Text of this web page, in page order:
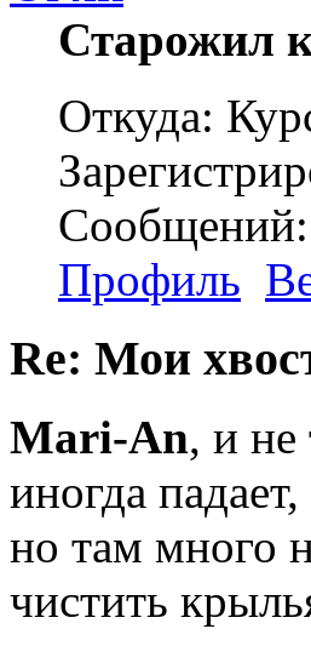
Старожил
Откуда:
Профиль
Re: Мои
Mari-An, и не
иногда
но там много
чистить